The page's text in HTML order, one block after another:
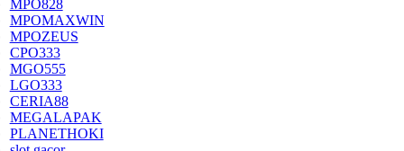
MPO828
MPOMAXWIN
MPOZEUS
CPO333
MGO555
LGO333
CERIA88
MEGALAPAK
PLANETHOKI